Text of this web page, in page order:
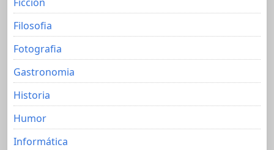
Filosofia
Fotografia
Gastronomia
Historia
Humor
Informática